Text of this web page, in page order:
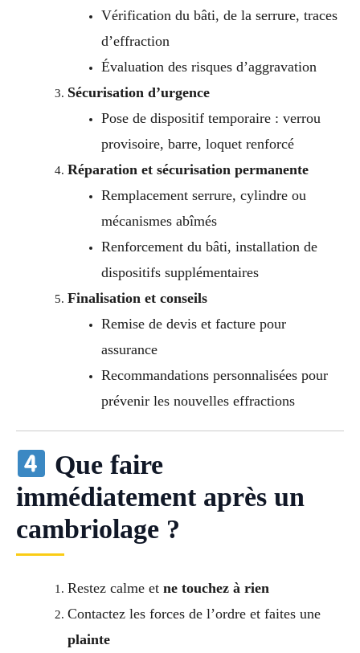
Vérification du bâti, de la serrure, traces
d’effraction
Évaluation des risques d’aggravation
Sécurisation d’urgence
Pose de dispositif temporaire : verrou
provisoire, barre, loquet renforcé
Réparation et sécurisation permanente
Remplacement serrure, cylindre ou
mécanismes abîmés
Renforcement du bâti, installation de
dispositifs supplémentaires
Finalisation et conseils
Remise de devis et facture pour
assurance
Recommandations personnalisées pour
prévenir les nouvelles effractions
Que faire
immédiatement après un
cambriolage ?
Restez calme et ne touchez à rien
Contactez les forces de l’ordre et faites une
plainte